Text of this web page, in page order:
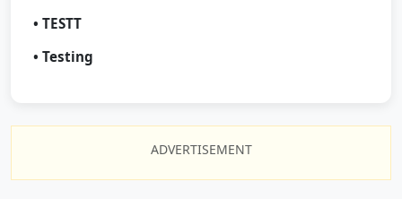
• TESTT
• Testing
ADVERTISEMENT